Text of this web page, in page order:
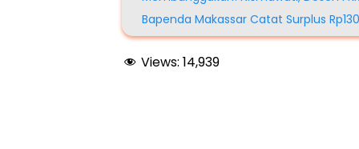
Bapenda Makassar Catat Surplus
Views: 14,939